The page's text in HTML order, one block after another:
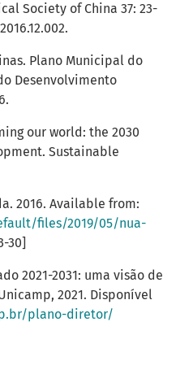
Society of China 37: 23-
Plano Municipal do
Desenvolvimento
our world: the 2030
Sustainable
2016. Available from:
files/2019/05/nua-
30]
2021-2031: uma visão de
2021. Disponível
plano-diretor/